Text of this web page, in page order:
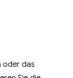
oder das